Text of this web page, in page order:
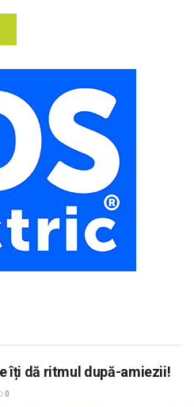
îți dă ritmul după-amiezii!
0